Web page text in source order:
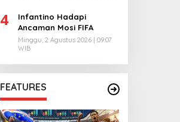
4
Infantino Hadapi
Ancaman Mosi FIFA
Minggu, 2 Agustus 2026 | 09:07
WIB
FEATURES